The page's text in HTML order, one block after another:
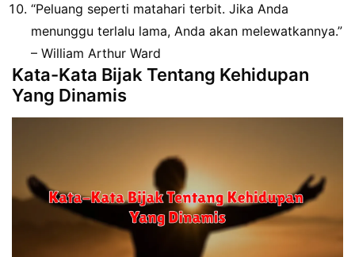
“Peluang seperti matahari terbit. Jika Anda
menunggu terlalu lama, Anda akan melewatkannya.”
– William Arthur Ward
Kata-Kata Bijak Tentang Kehidupan
Yang Dinamis